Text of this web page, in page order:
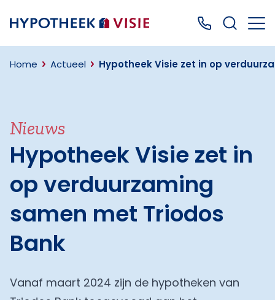
Terug naar home Bel ons: 0499
Home Actueel Hypotheek Visie zet in op
Nieuws
Hypotheek Visie zet in
op verduurzaming
samen met Triodos
Bank
Vanaf maart 2024 zijn de hypotheken van